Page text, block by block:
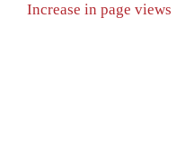
Increase in page views